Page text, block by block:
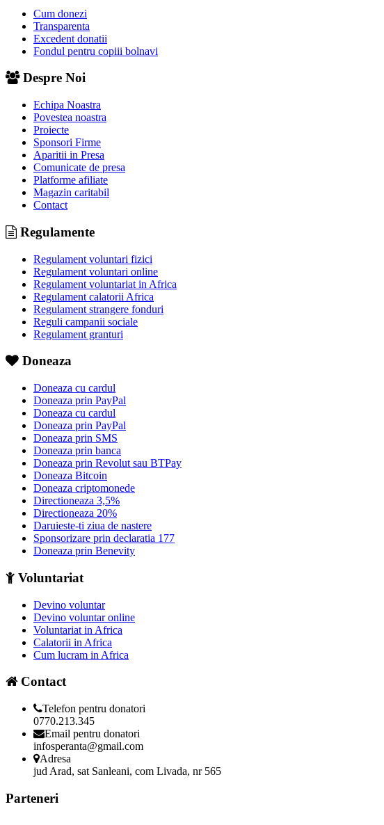
Cum donezi
Transparenta
Excedent donatii
Fondul pentru copiii bolnavi
Despre Noi
Echipa Noastra
Povestea noastra
Proiecte
Sponsori Firme
Aparitii in Presa
Comunicate de presa
Platforme afiliate
Magazin caritabil
Contact
Regulamente
Regulament voluntari fizici
Regulament voluntari online
Regulament voluntariat in Africa
Regulament calatorii Africa
Regulament strangere fonduri
Reguli campanii sociale
Regulament granturi
Doneaza
Doneaza cu cardul
Doneaza prin PayPal
Doneaza cu cardul
Doneaza prin PayPal
Doneaza prin SMS
Doneaza prin banca
Doneaza prin Revolut sau BTPay
Doneaza Bitcoin
Doneaza criptomonede
Directioneaza 3,5%
Directioneaza 20%
Daruieste-ti ziua de nastere
Sponsorizare prin declaratia 177
Doneaza prin Benevity
Voluntariat
Devino voluntar
Devino voluntar online
Voluntariat in Africa
Calatorii in Africa
Cum lucram in Africa
Contact
Telefon pentru donatori
0770.213.345
Email pentru donatori
infosperanta@gmail.com
Adresa
jud Arad, sat Sanleani, com Livada, nr 565
Parteneri